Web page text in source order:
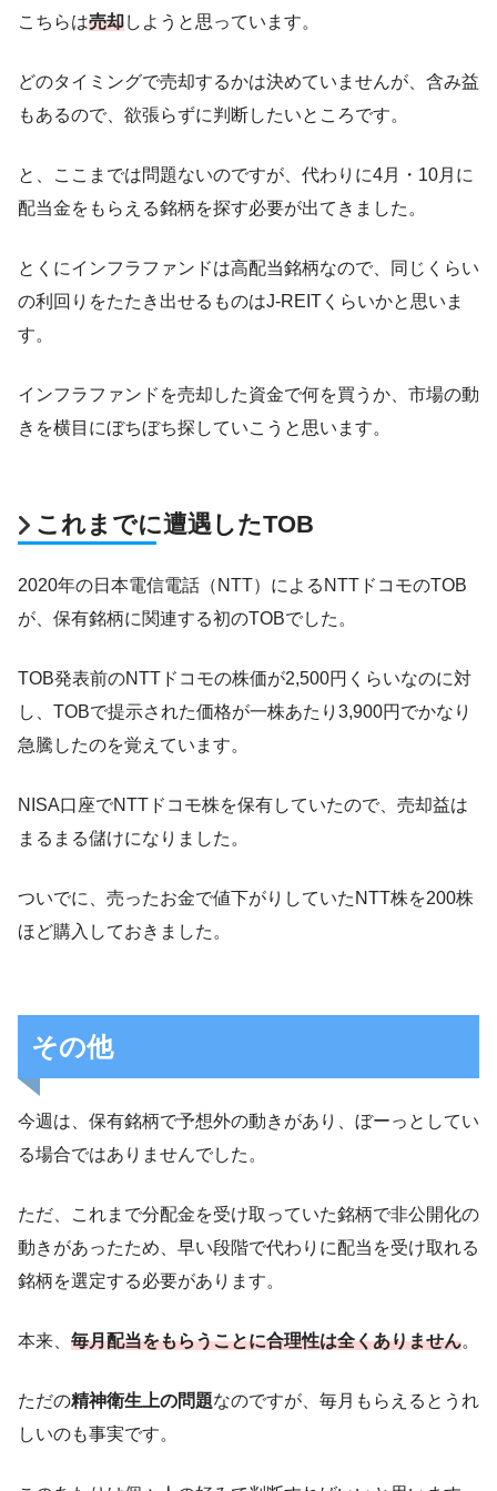
こちらは売却しようと思っています。
どのタイミングで売却するかは決めていませんが、含み益
もあるので、欲張らずに判断したいところです。
と、ここまでは問題ないのですが、代わりに4月・10月に
配当金をもらえる銘柄を探す必要が出てきました。
とくにインフラファンドは高配当銘柄なので、同じくらい
の利回りをたたき出せるものはJ-REITくらいかと思いま
す。
インフラファンドを売却した資金で何を買うか、市場の動
きを横目にぼちぼち探していこうと思います。
これまでに遭遇したTOB
2020年の日本電信電話（NTT）によるNTTドコモのTOB
が、保有銘柄に関連する初のTOBでした。
TOB発表前のNTTドコモの株価が2,500円くらいなのに対
し、TOBで提示された価格が一株あたり3,900円でかなり
急騰したのを覚えています。
NISA口座でNTTドコモ株を保有していたので、売却益は
まるまる儲けになりました。
ついでに、売ったお金で値下がりしていたNTT株を200株
ほど購入しておきました。
その他
今週は、保有銘柄で予想外の動きがあり、ぼーっとしてい
る場合ではありませんでした。
ただ、これまで分配金を受け取っていた銘柄で非公開化の
動きがあったため、早い段階で代わりに配当を受け取れる
銘柄を選定する必要があります。
本来、 毎月配当をもらうことに合理性は全くありません。
ただの精神衛生上の問題なのですが、毎月もらえるとうれ
しいのも事実です。